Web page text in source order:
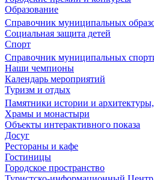
Образование
Справочник муниципальных
Социальная защита детей
Спорт
Справочник муниципальных
Наши чемпионы
Календарь мероприятий
Туризм и отдых
Памятники истории и
Храмы и монастыри
Объекты интерактивного показа
Досуг
Рестораны и кафе
Гостиницы
Городское пространство